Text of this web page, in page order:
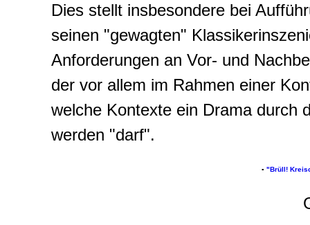
Dies stellt insbesondere bei
seinen "gewagten"
Anforderungen an Vor- und
der vor allem im Rahmen einer
welche Kontexte ein Drama durch
werden "darf".
▪ "Brüll!